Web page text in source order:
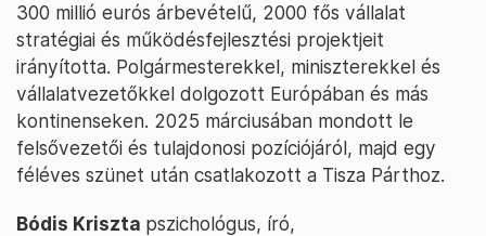
300 millió eurós árbevételű, 2000 fős vállalat
stratégiai és működésfejlesztési projektjeit
irányította. Polgármesterekkel, miniszterekkel és
vállalatvezetőkkel dolgozott Európában és más
kontinenseken. 2025 márciusában mondott le
felsővezetői és tulajdonosi pozíciójáról, majd egy
féléves szünet után csatlakozott a Tisza Párthoz.
Bódis Kriszta pszichológus, író,